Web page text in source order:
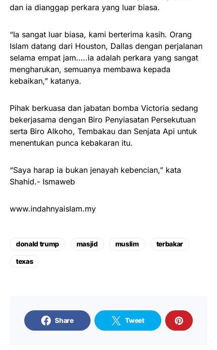
dan ia dianggap perkara yang luar biasa.
“Ia sangat luar biasa, kami berterima kasih. Orang
Islam datang dari Houston, Dallas dengan perjalanan
selama empat jam…..ia adalah perkara yang sangat
mengharukan, semuanya membawa kepada
kebaikan,” katanya.
Pihak berkuasa dan jabatan bomba Victoria sedang
bekerjasama dengan Biro Penyiasatan Persekutuan
serta Biro Alkoho, Tembakau dan Senjata Api untuk
menentukan punca kebakaran itu.
“Saya harap ia bukan jenayah kebencian,” kata
Shahid.- Ismaweb
www.indahnyaislam.my
donald trump masjid muslim terbakar
texas
Share Tweet